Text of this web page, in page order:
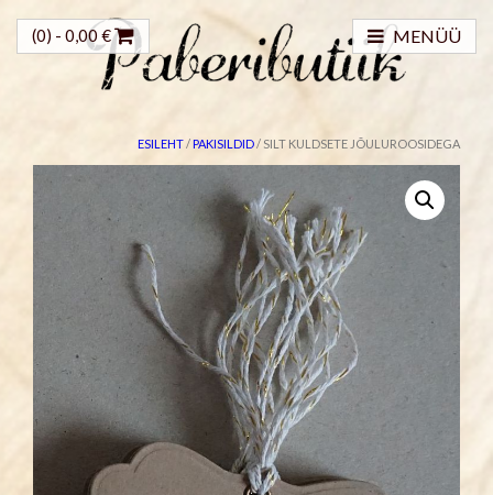
MENÜÜ
(0) - 0,00 €
ESILEHT/PAKISILDID/ SILT KULDSETE JÕULUROOSIDEGA